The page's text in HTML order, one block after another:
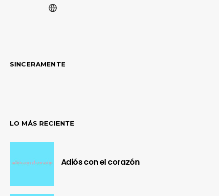
SINCERAMENTE
LO MÁS RECIENTE
Adiós con el corazón